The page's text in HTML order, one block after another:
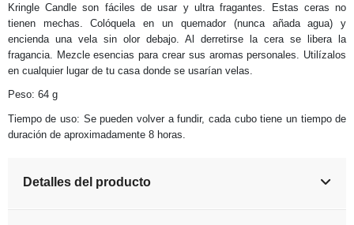
Kringle Candle son fáciles de usar y ultra fragantes. Estas ceras no
tienen mechas. Colóquela en un quemador (nunca añada agua) y
encienda una vela sin olor debajo. Al derretirse la cera se libera la
fragancia. Mezcle esencias para crear sus aromas personales. Utilízalos
en cualquier lugar de tu casa donde se usarían velas.
Peso: 64 g
Tiempo de uso: Se pueden volver a fundir, cada cubo tiene un tiempo de
duración de aproximadamente 8 horas.
Detalles del producto